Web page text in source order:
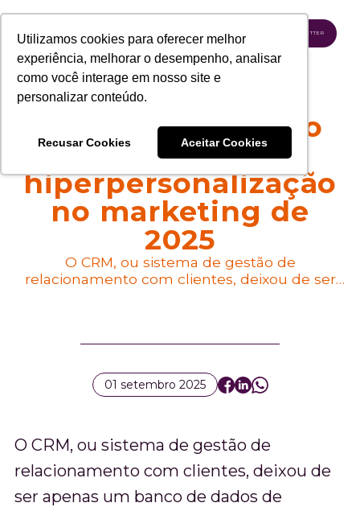
Utilizamos cookies para oferecer melhor
experiência, melhorar o desempenho, analisar
como você interage em nosso site e
personalizar conteúdo.
Recusar Cookies Aceitar Cookies
INSCREVA-SE NA NEWSLETTER
CRM inteligente: o
motor da
hiperpersonalização
no marketing de
2025
O CRM, ou sistema de gestão de
relacionamento com clientes, deixou de ser
contato e transforma informações em ações
01 setembro 2025
O CRM, ou sistema de gestão de
relacionamento com clientes, deixou de
ser apenas um banco de dados de